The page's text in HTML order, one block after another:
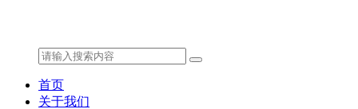
首页
关于我们